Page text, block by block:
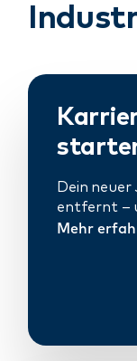
Dein
entfernt –
Mehr